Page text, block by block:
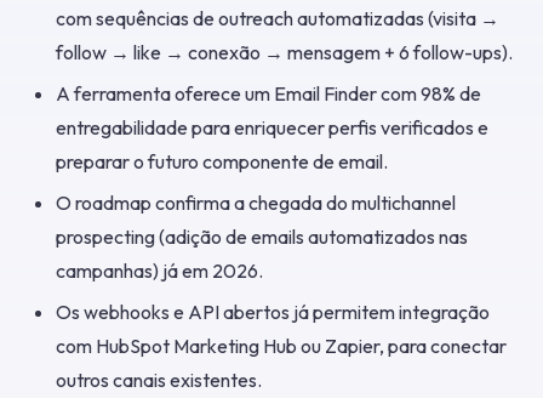
com sequências de outreach automatizadas (visita →
follow → like → conexão → mensagem + 6 follow-ups).
A ferramenta oferece um Email Finder com 98% de
entregabilidade para enriquecer perfis verificados e
preparar o futuro componente de email.
O roadmap confirma a chegada do multichannel
prospecting (adição de emails automatizados nas
campanhas) já em 2026.
Os webhooks e API abertos já permitem integração
com HubSpot Marketing Hub ou Zapier, para conectar
outros canais existentes.